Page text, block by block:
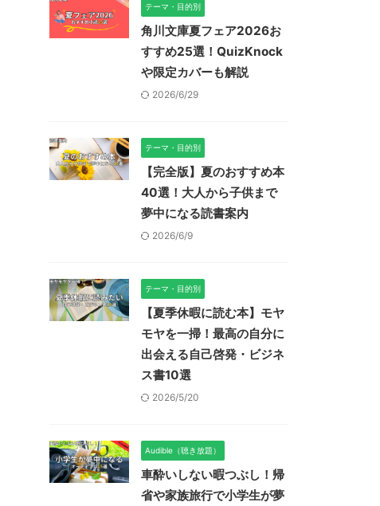
テーマ・目的別
角川文庫夏フェア2026お
すすめ25選！QuizKnock
や限定カバーも解説
2026/6/29
テーマ・目的別
【完全版】夏のおすすめ本
40選！大人から子供まで
夢中になる読書案内
2026/6/9
テーマ・目的別
【夏季休暇に読む本】モヤ
モヤを一掃！最高の自分に
出会える自己啓発・ビジネ
ス書10選
2026/5/20
Audible（聴き放題）
車酔いしない暇つぶし！帰
省や家族旅行で小学生が夢